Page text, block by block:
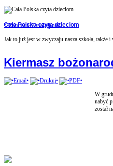
Cała Polska czyta dzieciom
Jak to już jest w zwyczaju nasza szkoła, także
??Previous?? •następna•
Kiermasz
W
nabyć
został